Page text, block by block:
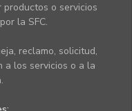
o servicios
la SFC.
reclamo, solicitud,
a los servicios o a la